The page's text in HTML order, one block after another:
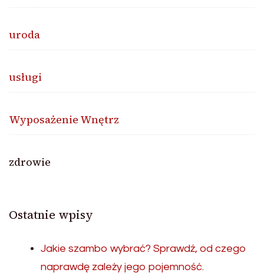
uroda
usługi
Wyposażenie Wnętrz
zdrowie
Ostatnie wpisy
Jakie szambo wybrać? Sprawdź, od czego
naprawdę zależy jego pojemność.